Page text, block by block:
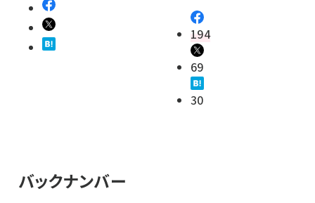
194
69
30
バックナンバー